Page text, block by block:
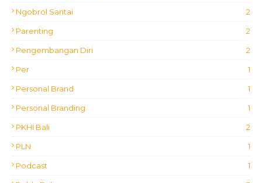
Ngobrol Santai 2
Parenting 2
Pengembangan Diri 2
Per 1
Personal Brand 1
Personal Branding 1
PKHI Bali 2
PLN 1
Podcast 1